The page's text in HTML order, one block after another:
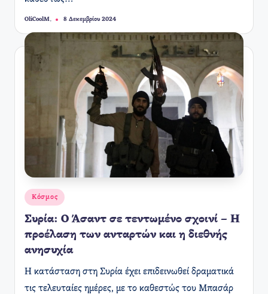
Συγγραφέας:
OliCoolM. 8 Δεκεμβρίου 2024
Αναρτήθηκε
Κόσμος
Συρία: Ο Άσαντ σε τεντωμένο σχοινί – Η
προέλαση των ανταρτών και η διεθνής
ανησυχία
Η κατάσταση στη Συρία έχει επιδεινωθεί δραματικά
τις τελευταίες ημέρες, με το καθεστώς του Μπασάρ